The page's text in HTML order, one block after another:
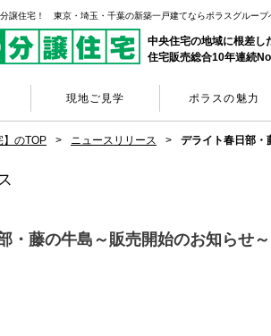
譲住宅！ 東京・埼玉・千葉の新築一戸建てならポラスグループ
中央住宅の地域に根差し
住宅販売総合10年連続
現地ご見学 ポラスの魅力
】のTOP ニュースリリース デライト春日部・
・藤の牛島～販売開始のお知らせ～